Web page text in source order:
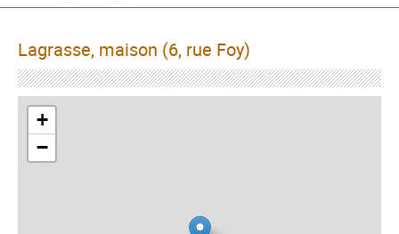
Lagrasse, maison (6, rue Foy)
+
−